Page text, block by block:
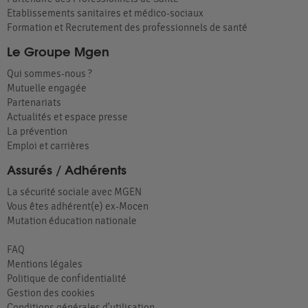
Etablissements sanitaires et médico-sociaux
Formation et Recrutement des professionnels de santé
Le Groupe Mgen
Qui sommes-nous ?
Mutuelle engagée
Partenariats
Actualités et espace presse
La prévention
Emploi et carrières
Assurés / Adhérents
La sécurité sociale avec MGEN
Vous êtes adhérent(e) ex-Mocen
Mutation éducation nationale
FAQ
Mentions légales
Politique de confidentialité
Gestion des cookies